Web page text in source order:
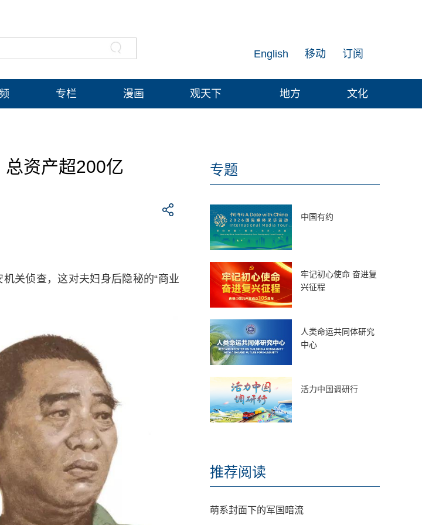
订阅
移动
English
专栏 漫画 观天下 地方 文化
总资产超200亿
关侦查，这对夫妇身后隐秘的“商业
专题
中国有约
牢记初心使命 奋进复
兴征程
人类命运共同体研究
中心
活力中国调研行
推荐阅读
萌系封面下的军国暗流